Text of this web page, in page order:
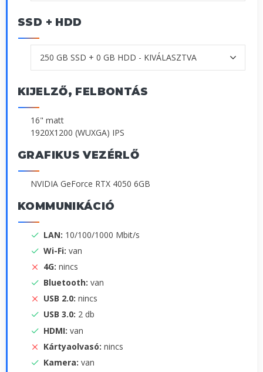
SSD + HDD
KIJELZŐ, FELBONTÁS
16" matt
1920X1200 (WUXGA) IPS
GRAFIKUS VEZÉRLŐ
NVIDIA GeForce RTX 4050 6GB
KOMMUNIKÁCIÓ
LAN: 10/100/1000 Mbit/s
Wi-Fi: van
4G: nincs
Bluetooth: van
USB 2.0: nincs
USB 3.0: 2 db
HDMI: van
Kártyaolvasó: nincs
Kamera: van